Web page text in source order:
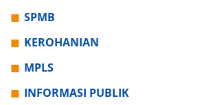
SPMB
KEROHANIAN
MPLS
INFORMASI PUBLIK